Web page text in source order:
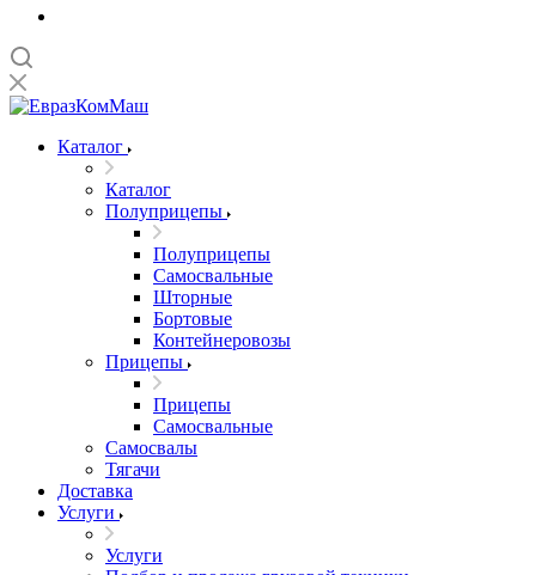
Каталог
Каталог
Полуприцепы
Полуприцепы
Самосвальные
Шторные
Бортовые
Контейнеровозы
Прицепы
Прицепы
Самосвальные
Самосвалы
Тягачи
Доставка
Услуги
Услуги